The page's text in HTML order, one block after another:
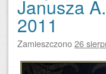
Janusza
2011
Zamieszczono26